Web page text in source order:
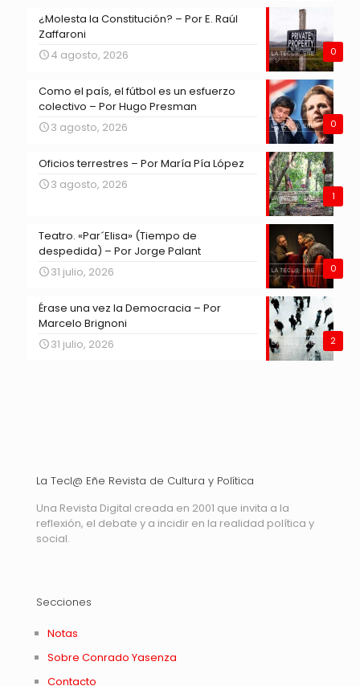
0
¿Molesta la Constitución? – Por E. Raúl
Zaffaroni
4 agosto, 2026
0
Como el país, el fútbol es un esfuerzo
colectivo – Por Hugo Presman
3 agosto, 2026
1
Oficios terrestres – Por María Pía López
3 agosto, 2026
0
Teatro. «Par´Elisa» (Tiempo de
despedida) – Por Jorge Palant
31 julio, 2026
2
Érase una vez la Democracia – Por
Marcelo Brignoni
31 julio, 2026
La Tecl@ Eñe Revista de Cultura y Política
Una Revista Digital creada en 2001 que invita a la
reflexión, el debate y a incidir en la realidad política y
social.
Secciones
Notas
Sobre Conrado Yasenza
Contacto